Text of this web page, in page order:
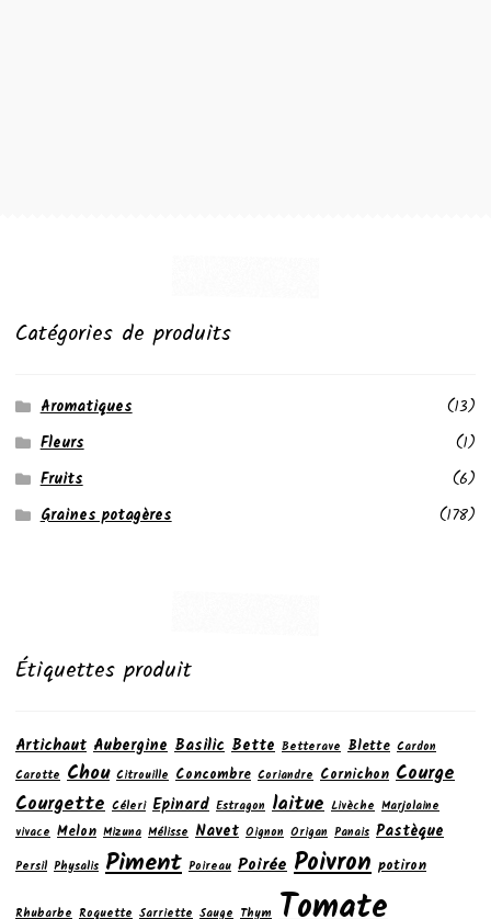
Catégories de produits
Aromatiques
(13)
Fleurs
(1)
Fruits
(6)
Graines potagères
(178)
Étiquettes produit
Artichaut Aubergine Basilic Bette Betterave Blette Cardon
Carotte Chou Citrouille Concombre Coriandre Cornichon Courge
Courgette Céleri Epinard Estragon laitue Livèche Marjolaine
vivace Melon Mizuna Mélisse Navet Oignon Origan Panais Pastèque
Persil Physalis Piment Poireau Poirée Poivron potiron
Rhubarbe Roquette Sarriette Sauge Thym Tomate